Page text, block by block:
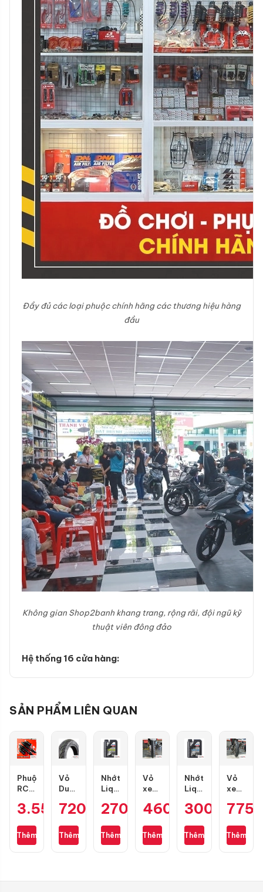
Đầy đủ các loại phuộc chính hãng các thương hiệu hàng
đầu
Không gian Shop2banh khang trang, rộng rãi, đội ngũ kỹ
thuật viên đông đảo
Hệ thống 16 cửa hàng:
SẢN PHẨM LIÊN QUAN
Phuộc
RCB
S
Air
Blade
3.550.000 ₫
Thêm
Vỏ
Dunlop
size
10
720.000₫
Thêm
Nhớt
Liqui
Motorbike
10W40
1L
270.000₫
Thêm
Vỏ
xe
80/90-
gai
kim
460.000₫
Thêm
Nhớt
Liqui
Motorbike
4T
10W40
300.000₫
Thêm
Vỏ
xe
TT902
100/70-
17
Thêm